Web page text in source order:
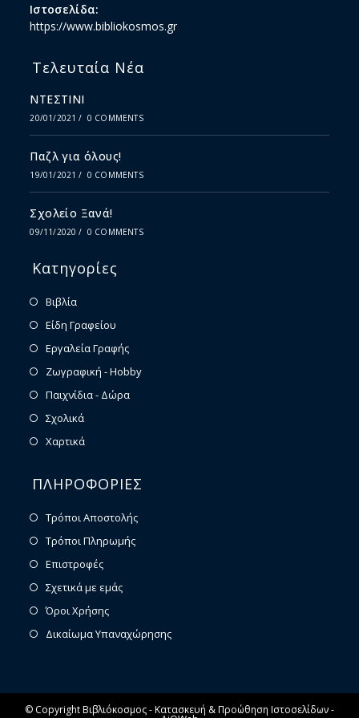
Ιστοσελίδα:
https://www.bibliokosmos.gr
Τελευταία Νέα
ΝΤΕΣΤΙΝΙ
20/01/2021 / 0 COMMENTS
Παζλ για όλους!
19/01/2021 / 0 COMMENTS
Σχολείο Ξανά!
09/11/2020 / 0 COMMENTS
Κατηγορίες
Βιβλία
Είδη Γραφείου
Εργαλεία Γραφής
Ζωγραφική - Hobby
Παιχνίδια - Δώρα
Σχολικά
Χαρτικά
ΠΛΗΡΟΦΟΡΙΕΣ
Τρόποι Αποστολής
Τρόποι Πληρωμής
Επιστροφές
Σχετικά με εμάς
Όροι Χρήσης
Δικαίωμα Υπαναχώρησης
© Copyright Βιβλιόκοσμος -Κατασκευή & Προώθηση Ιστοσελίδων -